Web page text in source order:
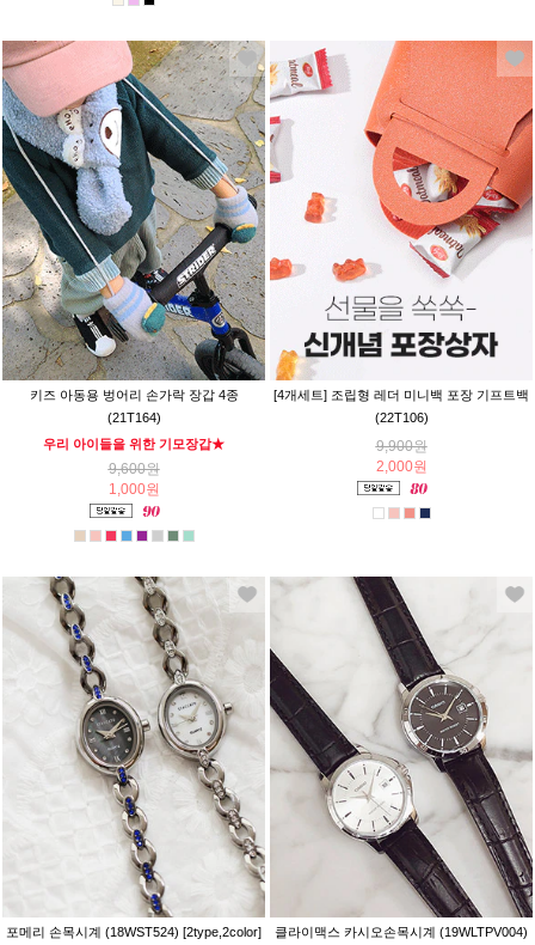
키즈 아동용 벙어리 손가락 장갑 4종
(21T164)
우리 아이들을 위한 기모장갑★
9,600원
1,000원
[4개세트] 조립형 레더 미니백 포장 기프트백
(22T106)
9,900원
2,000원
포메리 손목시계 (18WST524) [2type,2color] 클라이맥스 카시오손목시계 (19WLTPV004)